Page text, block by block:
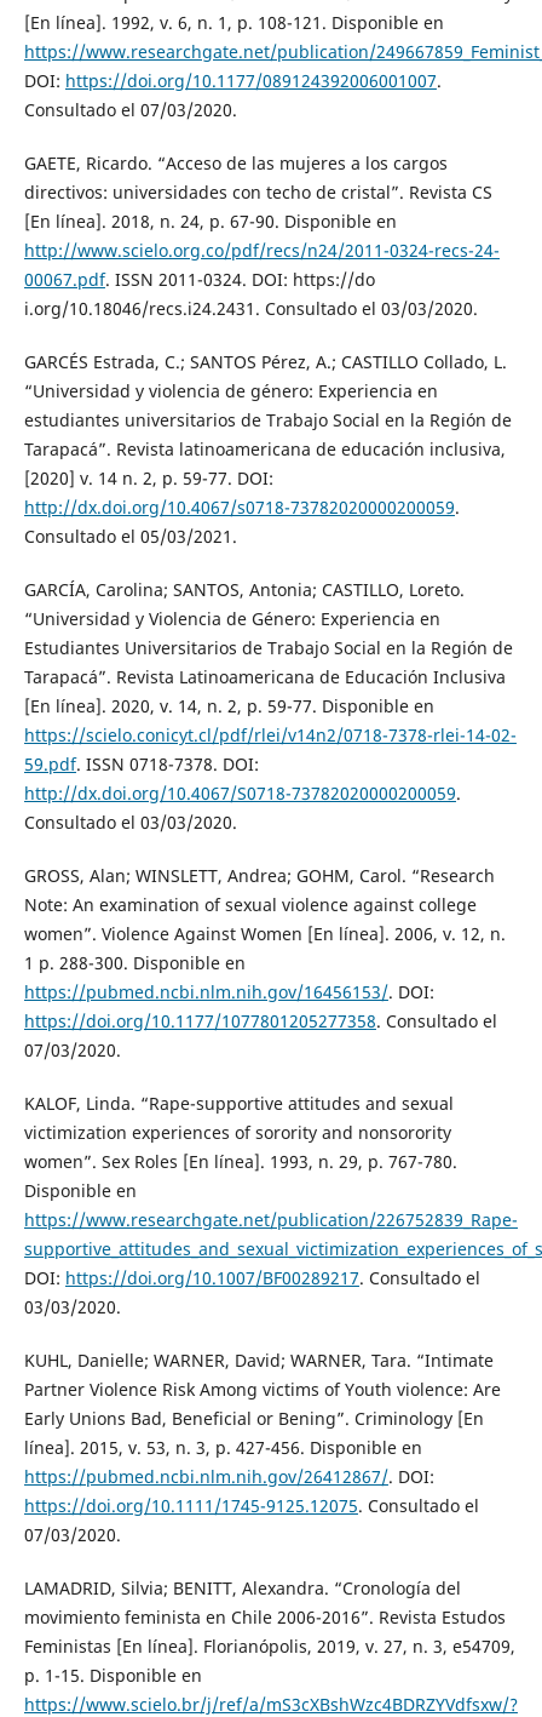
[En línea]. 1992, v. 6, n. 1, p. 108-121. Disponible en
https://www.researchgate.net/publication/
DOI: https://doi.org/10.1177/089124392006001007.
Consultado el 07/03/2020.
GAETE, Ricardo. “Acceso de las mujeres a los cargos
directivos: universidades con techo de cristal”. Revista CS
[En línea]. 2018, n. 24, p. 67-90. Disponible en
http://www.scielo.org.co/pdf/recs/n24/2011-0324-recs-24-
00067.pdf. ISSN 2011-0324. DOI: https://do
i.org/10.18046/recs.i24.2431. Consultado el 03/03/2020.
GARCÉS Estrada, C.; SANTOS Pérez, A.; CASTILLO Collado, L.
“Universidad y violencia de género: Experiencia en
estudiantes universitarios de Trabajo Social en la Región de
Tarapacá”. Revista latinoamericana de educación inclusiva,
[2020] v. 14 n. 2, p. 59-77. DOI:
http://dx.doi.org/10.4067/s0718-73782020000200059.
Consultado el 05/03/2021.
GARCÍA, Carolina; SANTOS, Antonia; CASTILLO, Loreto.
“Universidad y Violencia de Género: Experiencia en
Estudiantes Universitarios de Trabajo Social en la Región de
Tarapacá”. Revista Latinoamericana de Educación Inclusiva
[En línea]. 2020, v. 14, n. 2, p. 59-77. Disponible en
https://scielo.conicyt.cl/pdf/rlei/v14n2/0718-7378-rlei-14-02-
59.pdf. ISSN 0718-7378. DOI:
http://dx.doi.org/10.4067/S0718-73782020000200059.
Consultado el 03/03/2020.
GROSS, Alan; WINSLETT, Andrea; GOHM, Carol. “Research
Note: An examination of sexual violence against college
women”. Violence Against Women [En línea]. 2006, v. 12, n.
1 p. 288-300. Disponible en
https://pubmed.ncbi.nlm.nih.gov/16456153/. DOI:
https://doi.org/10.1177/1077801205277358. Consultado el
07/03/2020.
KALOF, Linda. “Rape-supportive attitudes and sexual
victimization experiences of sorority and nonsorority
women”. Sex Roles [En línea]. 1993, n. 29, p. 767-780.
Disponible en
https://www.researchgate.net/publication/226752839_Rape-
DOI: https://doi.org/10.1007/BF00289217. Consultado el
03/03/2020.
KUHL, Danielle; WARNER, David; WARNER, Tara. “Intimate
Partner Violence Risk Among victims of Youth violence: Are
Early Unions Bad, Beneficial or Bening”. Criminology [En
línea]. 2015, v. 53, n. 3, p. 427-456. Disponible en
https://pubmed.ncbi.nlm.nih.gov/26412867/. DOI:
https://doi.org/10.1111/1745-9125.12075. Consultado el
07/03/2020.
LAMADRID, Silvia; BENITT, Alexandra. “Cronología del
movimiento feminista en Chile 2006-2016”. Revista Estudos
Feministas [En línea]. Florianópolis, 2019, v. 27, n. 3, e54709,
p. 1-15. Disponible en
https://www.scielo.br/j/ref/a/mS3cXBshWzc4BDRZYVdfsxw/?